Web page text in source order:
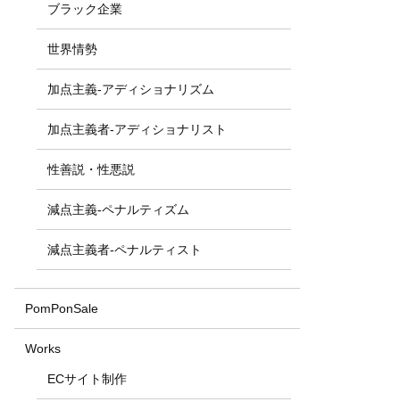
ブラック企業
世界情勢
加点主義-アディショナリズム
加点主義者-アディショナリスト
性善説・性悪説
減点主義-ペナルティズム
減点主義者-ペナルティスト
PomPonSale
Works
ECサイト制作